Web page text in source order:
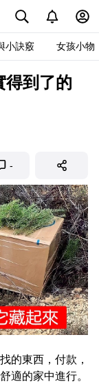
小訣竅 女孩小物
得到了的
-
的東西，付款，
適的家中進行。